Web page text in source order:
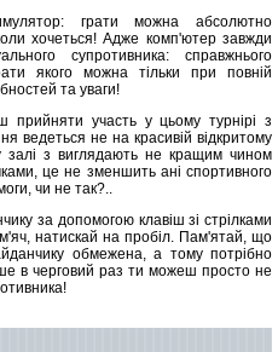
грати можна абсолютно
хочеться! Адже комп'ютер завжди
супротивника: справжнього
якого можна тільки при повній
та уваги!
участь у цьому турнірі з
ведеться не на красивій відкритому
залі з виглядають не кращим чином
це не зменшить ані спортивного
чи не так?..
за допомогою клавіш зі стрілками
натискай на пробіл. Пам'ятай, що
обмежена, а тому потрібно
в черговий раз ти можеш просто не